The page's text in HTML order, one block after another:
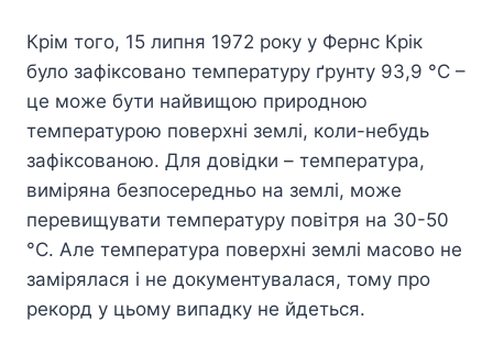
Крім того, 15 липня 1972 року у Фернс Крік
було зафіксовано температуру ґрунту 93,9 °C –
це може бути найвищою природною
температурою поверхні землі, коли-небудь
зафіксованою. Для довідки – температура,
виміряна безпосередньо на землі, може
перевищувати температуру повітря на 30-50
°C. Але температура поверхні землі масово не
замірялася і не документувалася, тому про
рекорд у цьому випадку не йдеться.